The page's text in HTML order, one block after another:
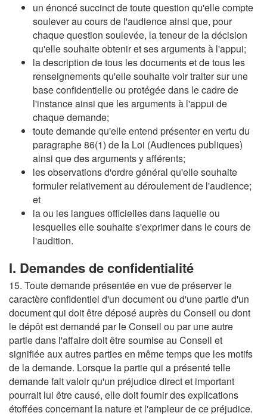
un énoncé succinct de toute question qu'elle compte
soulever au cours de l'audience ainsi que, pour
chaque question soulevée, la teneur de la décision
qu'elle souhaite obtenir et ses arguments à l'appui;
la description de tous les documents et de tous les
renseignements qu'elle souhaite voir traiter sur une
base confidentielle ou protégée dans le cadre de
l'instance ainsi que les arguments à l'appui de
chaque demande;
toute demande qu'elle entend présenter en vertu du
paragraphe 86(1) de la Loi (Audiences publiques)
ainsi que des arguments y afférents;
les observations d'ordre général qu'elle souhaite
formuler relativement au déroulement de l'audience;
et
la ou les langues officielles dans laquelle ou
lesquelles elle souhaite s'exprimer dans le cours de
l'audition.
I. Demandes de confidentialité
15. Toute demande présentée en vue de préserver le
caractère confidentiel d'un document ou d'une partie d'un
document qui doit être déposé auprès du Conseil ou dont
le dépôt est demandé par le Conseil ou par une autre
partie dans l'affaire doit être soumise au Conseil et
signifiée aux autres parties en même temps que les motifs
de la demande. Lorsque la partie qui a présenté telle
demande fait valoir qu'un préjudice direct et important
pourrait lui être causé, elle doit fournir des explications
étoffées concernant la nature et l'ampleur de ce préjudice.